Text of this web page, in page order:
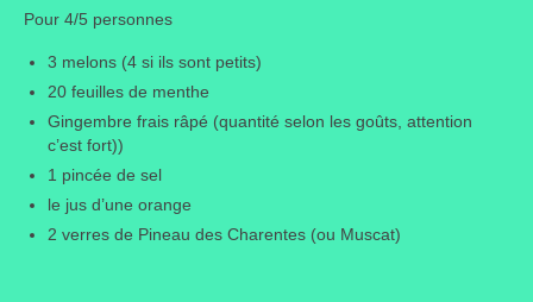
Revues
Listes
Evénements
Amis jardiniers du Devon
Fête des plantes
Pour 4/5 personnes
3 melons (4 si ils sont petits)
20 feuilles de menthe
Gingembre frais râpé (quantité selon les goûts, attention
c’est fort))
1 pincée de sel
le jus d’une orange
2 verres de Pineau des Charentes (ou Muscat)